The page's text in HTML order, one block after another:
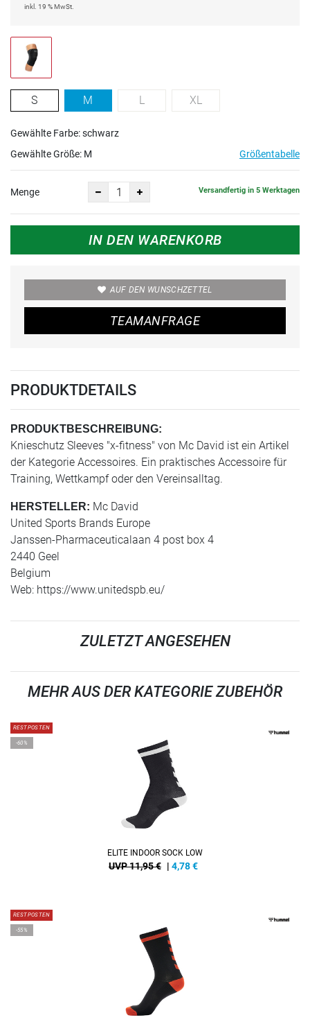
inkl. 19 % MwSt.
S M L XL
Gewählte Farbe: schwarz
Gewählte Größe: M Größentabelle
Menge Versandfertig in 5 Werktagen
IN DEN WARENKORB
AUF DEN WUNSCHZETTEL
TEAMANFRAGE
PRODUKTDETAILS
PRODUKTBESCHREIBUNG:
Knieschutz Sleeves "x-fitness" von Mc David ist ein Artikel
der Kategorie Accessoires. Ein praktisches Accessoire für
Training, Wettkampf oder den Vereinsalltag.
HERSTELLER: Mc David
United Sports Brands Europe
Janssen-Pharmaceuticalaan 4 post box 4
2440 Geel
Belgium
Web: https://www.unitedspb.eu/
ZULETZT ANGESEHEN
MEHR AUS DER KATEGORIE ZUBEHÖR
RESTPOSTEN
-60%
ELITE INDOOR SOCK LOW
UVP 11,95 € | 4,78€
RESTPOSTEN
-55%